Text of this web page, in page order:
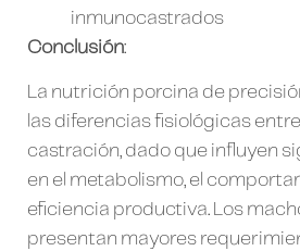
inmunocastrados
Conclusión:
La nutrición porcina de
las diferencias fisiológicas
castración, dado que influyen
en el metabolismo, el
eficiencia productiva. Los
presentan mayores